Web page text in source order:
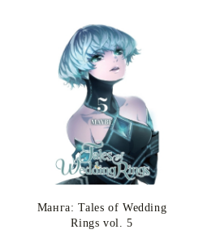
Манга: Tales of Wedding
Rings vol. 5